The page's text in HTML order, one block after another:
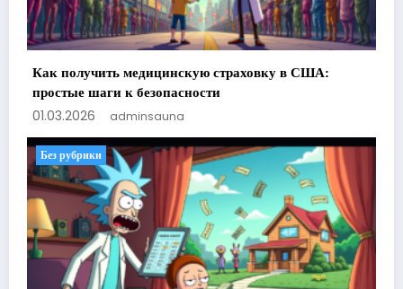
Как получить медицинскую страховку в США:
простые шаги к безопасности
01.03.2026 adminsauna
Без рубрики